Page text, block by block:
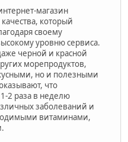
магазин
который
своему
уровню сервиса.
черной и красной
морепродуктов,
но и полезными
что
2 раза в неделю
заболеваний и
витаминами,